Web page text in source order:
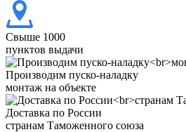
Свыше 1000
пунктов выдачи
Производим пуско-наладку
монтаж на объекте
Доставка по России
странам Таможенного союза